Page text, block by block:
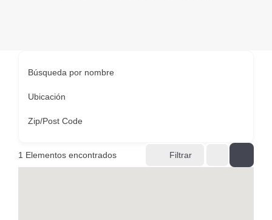
Búsqueda por nombre
Ubicación
Zip/Post Code
1 Elementos encontrados Filtrar